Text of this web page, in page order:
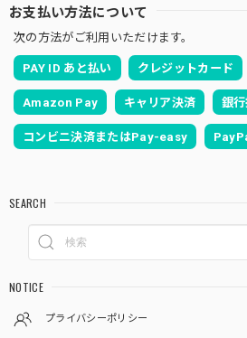
お支払い方法について
次の方法がご利用いただけます。
PAY ID あと払い クレジットカード
Amazon Pay キャリア決済 銀
コンビニ決済またはPay-easy
SEARCH
NOTICE
プライバシーポリシー